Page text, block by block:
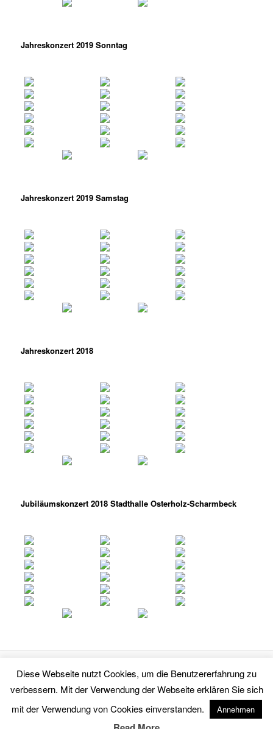
Jahreskonzert 2019 Sonntag
Jahreskonzert 2019 Samstag
Jahreskonzert 2018
Jubiläumskonzert 2018 Stadthalle Osterholz-Scharmbeck
Powered by WordPress
Templatedesign und Copyright © 2014 byTorfteufel-Worpswede e.V.
Diese Webseite nutzt Cookies, um die Benutzererfahrung zu
verbessern. Mit der Verwendung der Webseite erklären Sie sich
mit der Verwendung von Cookies einverstanden.
Annehmen